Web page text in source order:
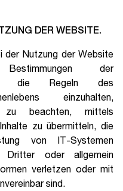
DER WEBSITE.
der Nutzung der Website
der
die Regeln des
einzuhalten,
zu beachten, mittels
zu übermitteln, die
von IT-Systemen
Dritter oder allgemein
verletzen oder mit
sind.